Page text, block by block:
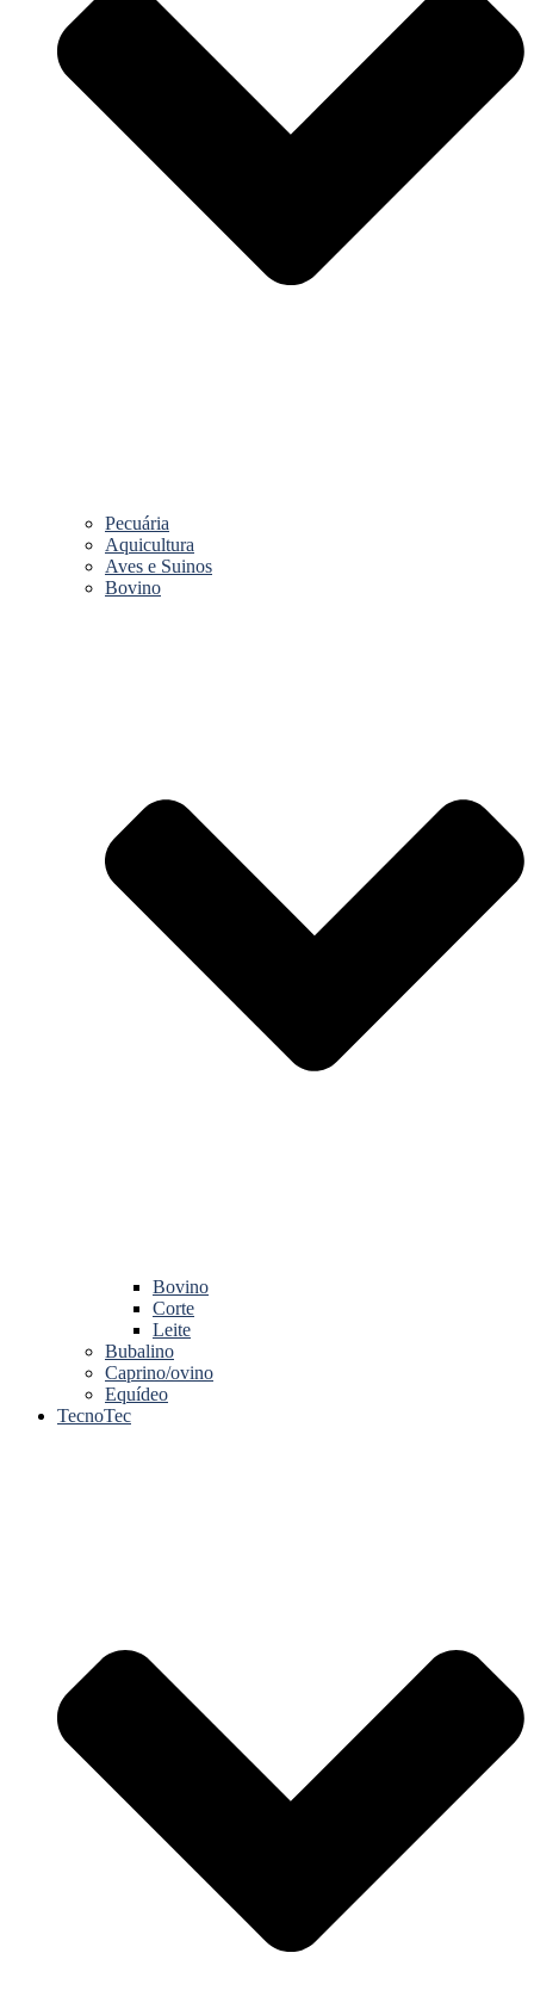
Pecuária
Aquicultura
Aves e Suinos
Bovino
Bovino
Corte
Leite
Bubalino
Caprino/ovino
Equídeo
TecnoTec